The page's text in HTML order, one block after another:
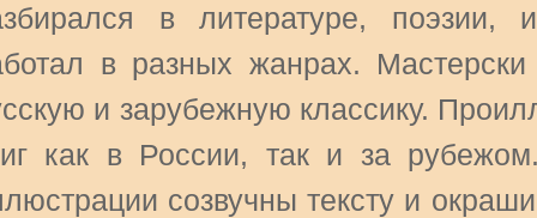
в литературе, поэзии,
в разных жанрах. Мастерски
и зарубежную классику.
как в России, так и за
созвучны тексту и